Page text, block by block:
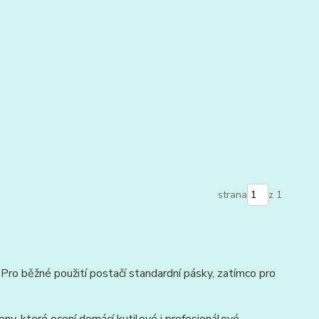
strana z 1
běžné použití postačí standardní pásky, zatímco pro